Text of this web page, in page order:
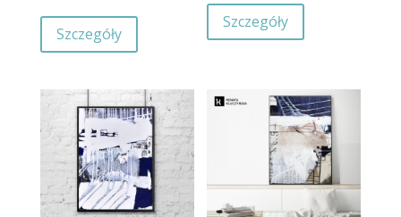
Szczegóły
Szczegóły